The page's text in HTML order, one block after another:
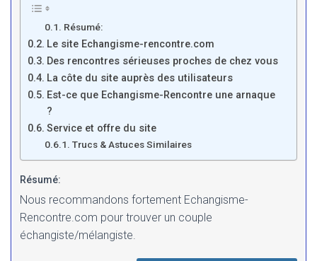
Résumé:
Le site Echangisme-rencontre.com
Des rencontres sérieuses proches de chez vous
La côte du site auprès des utilisateurs
Est-ce que Echangisme-Rencontre une arnaque
?
Service et offre du site
Trucs & Astuces Similaires
Résumé:
Nous recommandons fortement Echangisme-
Rencontre.com pour trouver un couple
échangiste/mélangiste.